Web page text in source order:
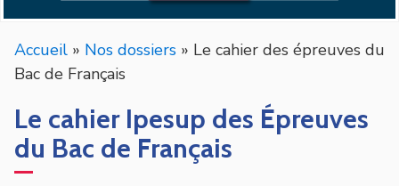
Accueil » Nos dossiers » Le cahier des épreuves du
Bac de Français
Le cahier Ipesup des Épreuves
du Bac de Français